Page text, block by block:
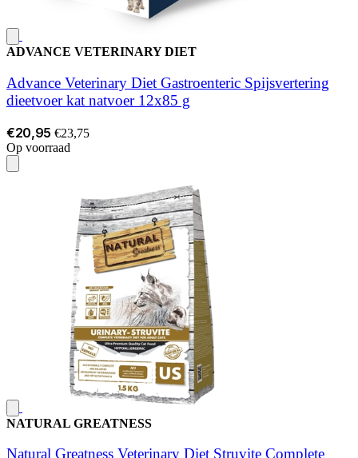
ADVANCE VETERINARY DIET
Advance Veterinary Diet Gastroenteric Spijsvertering
dieetvoer kat natvoer 12x85 g
€20,95 €23,75
Op voorraad
NATURAL GREATNESS
Natural Greatness Veterinary Diet Struvite Complete